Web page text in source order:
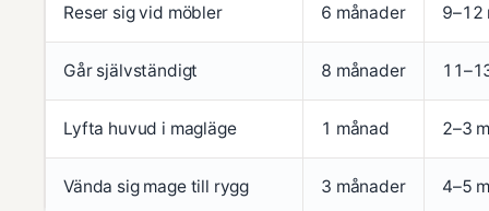
Reser sig vid möbler 6 månader 9–12
Går självständigt 8 månader
Lyfta huvud i magläge 1 månad 2–3
Vända sig mage till rygg 3 månader 4–5